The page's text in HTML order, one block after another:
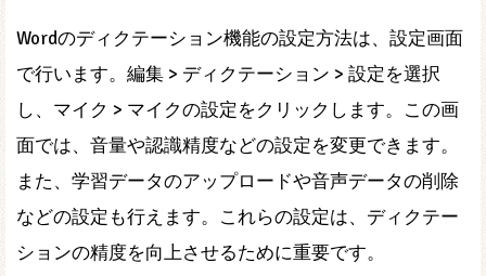
Wordのディクテーション機能の設定方法は、設定画面
で行います。編集 > ディクテーション > 設定を選択
し、マイク > マイクの設定をクリックします。この画
面では、音量や認識精度などの設定を変更できます。
また、学習データのアップロードや音声データの削除
などの設定も行えます。これらの設定は、ディクテー
ションの精度を向上させるために重要です。